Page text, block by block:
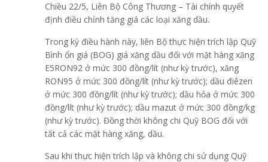
Chiều 22/5, Liên Bộ Công Thương – Tài chính quyết
định điều chỉnh tăng giá các loại xăng dầu.
Trong kỳ điều hành này, liên Bộ thực hiện trích lập Quỹ
Bình ổn giá (BOG) giá xăng dầu đối với mặt hàng xăng
E5RON92 ở mức 300 đồng/lít (như kỳ trước), xăng
RON95 ở mức 300 đồng/lít (như kỳ trước); dầu điêzen
ở mức 300 đồng/lít (như kỳ trước); dầu hỏa ở mức 300
đồng/lít (như kỳ trước); dầu mazut ở mức 300 đồng/kg
(như kỳ trước). Đồng thời không chi Quỹ BOG đối với
tất cả các mặt hàng xăng, dầu.
Sau khi thực hiện trích lập và không chi sử dụng Quỹ